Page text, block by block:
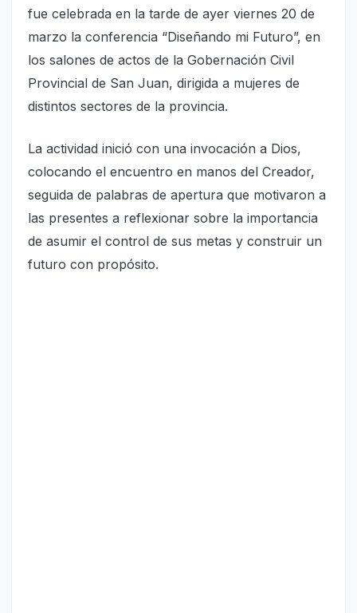
fue celebrada en la tarde de ayer viernes 20 de
marzo la conferencia “Diseñando mi Futuro”, en
los salones de actos de la Gobernación Civil
Provincial de San Juan, dirigida a mujeres de
distintos sectores de la provincia.
La actividad inició con una invocación a Dios,
colocando el encuentro en manos del Creador,
seguida de palabras de apertura que motivaron a
las presentes a reflexionar sobre la importancia
de asumir el control de sus metas y construir un
futuro con propósito.